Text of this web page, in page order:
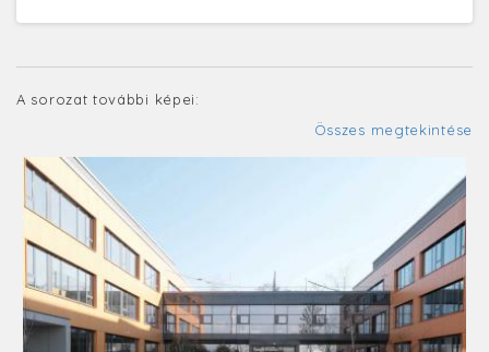
A sorozat további képei:
Összes megtekintése